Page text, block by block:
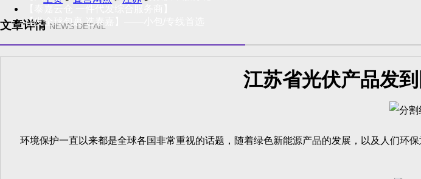
【发全球包裹 选泰嘉】——小包/专线首选
文章详情 NEWS DETAIL
江苏省光伏产品发
环境保护一直以来都是全球各国非常重视的话题，随着绿色新能源产品的发展，以及人们环保